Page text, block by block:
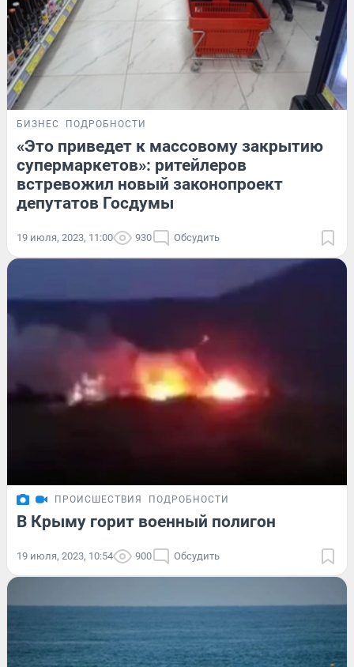
БИЗНЕС ПОДРОБНОСТИ
«Это приведет к массовому закрытию
супермаркетов»: ритейлеров
встревожил новый законопроект
депутатов Госдумы
19 июля, 2023, 11:00 930 Обсудить
ПРОИСШЕСТВИЯ ПОДРОБНОСТИ
В Крыму горит военный полигон
19 июля, 2023, 10:54 900 Обсудить